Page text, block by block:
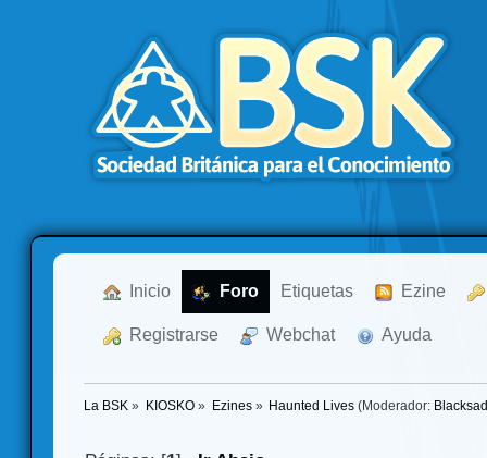
Inicio Foro Etiquetas Ezine
Registrarse Webchat Ayuda
La BSK » KIOSKO» Ezines» Haunted Lives (Moderador: